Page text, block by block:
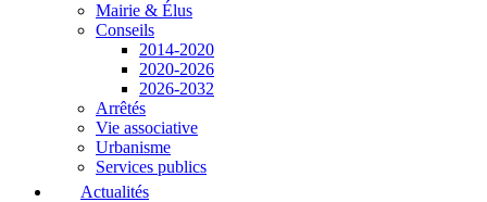
Mairie & Élus
Conseils
2014-2020
2020-2026
2026-2032
Arrêtés
Vie associative
Urbanisme
Services publics
Actualités